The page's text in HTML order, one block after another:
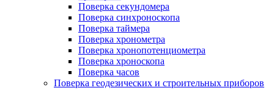
Поверка секундомера
Поверка синхроноскопа
Поверка таймера
Поверка хронометра
Поверка хронопотенциометра
Поверка хроноскопа
Поверка часов
Поверка геодезических и строительных приборов